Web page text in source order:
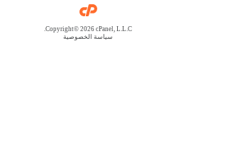
Copyright© 2026 cPanel, L.L.C.
سياسة الخصوصية